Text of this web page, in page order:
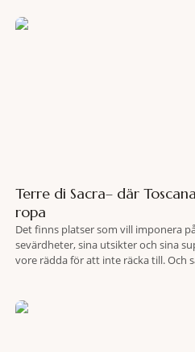
Terre di Sacra– där
ropa
Det finns platser som vill imponera
sevärdheter, sina utsikter och sina
vore rädda för att inte räcka till. Och